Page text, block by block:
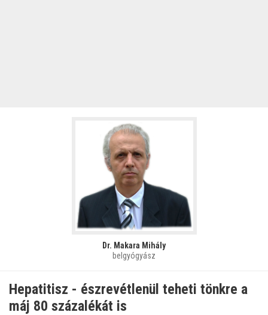
Dr. Makara Mihály
belgyógyász
Hepatitisz - észrevétlenül teheti tönkre a
máj 80 százalékát is